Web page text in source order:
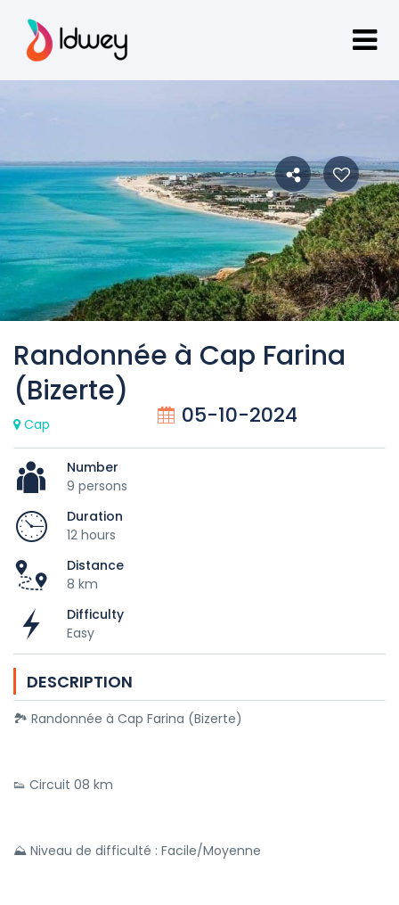
Randonnée à Cap Farina
(Bizerte)
Cap 05-10-2024
Number
9 persons
Duration
12 hours
Distance
8 km
Difficulty
Easy
DESCRIPTION
🏞 Randonnée à Cap Farina (Bizerte)
👟 Circuit 08 km
⛰ Niveau de difficulté : Facile/Moyenne